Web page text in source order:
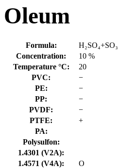
Oleum
Formula:
H₂SO₄+SO₃
Concentration:
10 %
Temperature °C:
20
PVC:
−
PE:
−
PP:
−
PVDF:
−
PTFE:
+
PA:
Polysulfon:
1.4301 (V2A):
1.4571 (V4A):
O